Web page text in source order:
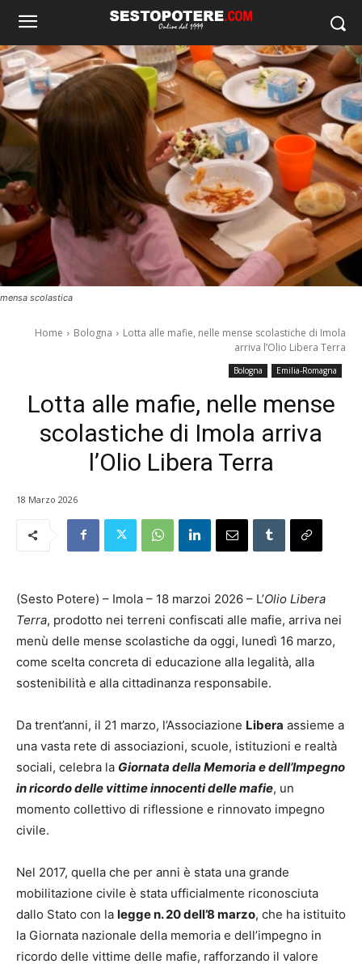
mensa scolastica
Home Bologna
Lotta alle mafie, nelle mense scolastiche di Imola
arriva l’Olio Libera Terra
Bologna Emilia-Romagna
Lotta alle mafie, nelle mense
scolastiche di Imola arriva
l’Olio Libera Terra
18 Marzo 2026
(Sesto Potere) – Imola – 18 marzoi 2026 – L’Olio Libera
Terra, prodotto nei terreni confiscati alle mafie, arriva nei
menù delle mense scolastiche da oggi, lunedì 16 marzo,
come scelta concreta di educazione alla legalità, alla
sostenibilità e alla cittadinanza responsabile.
Da trent’anni, il 21 marzo, l’Associazione Libera assieme a
una vasta rete di associazioni, scuole, istituzioni e realtà
sociali, celebra la Giornata della Memoria e dell’Impegno
in ricordo delle vittime innocenti delle mafie, un
momento collettivo di riflessione e rinnovato impegno
civile.
Nel 2017, quella che per anni è stata una grande
mobilitazione civile è stata ufficialmente riconosciuta
dallo Stato con la legge n. 20 dell’8 marzo, che ha istituito
la Giornata nazionale della memoria e dell’impegno in
ricordo delle vittime delle mafie, rafforzando il valore